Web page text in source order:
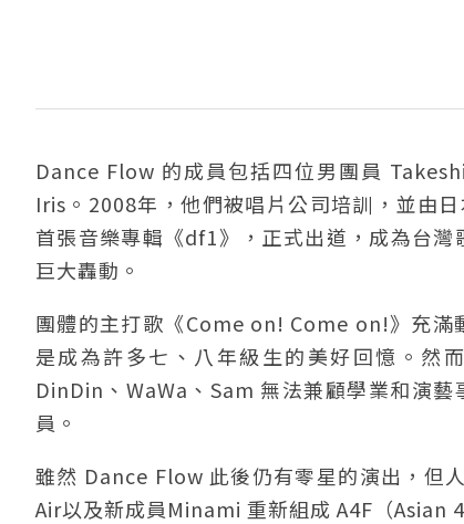
Dance Flow 的成員包括四位男團員
Iris。2008年，他們被唱片公司培訓，並由
首張音樂專輯《df1》，正式出道，成為台
巨大轟動。
團體的主打歌《Come on! Come on!》充滿
是成為許多七、八年級生的美好回憶。然
DinDin、WaWa、Sam 無法兼顧學業和演
員。
雖然 Dance Flow 此後仍有零星的演出，但
Air以及新成員Minami 重新組成 A4F（Asian